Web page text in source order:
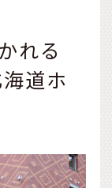
れる
道ホ